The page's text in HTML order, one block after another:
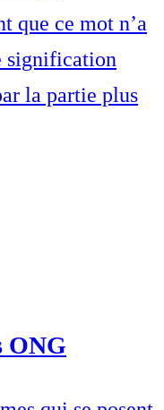
que ce mot n’a
signification
la partie plus
ONG